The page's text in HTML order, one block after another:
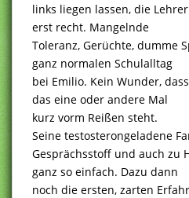
links liegen lassen, die
erst recht. Mangelnde
Toleranz, Gerüchte, dumme
ganz normalen Schulalltag
bei Emilio. Kein Wunder,
das eine oder andere Mal
kurz vorm Reißen steht.
Seine testosterongeladene
Gesprächsstoff und auch zu
ganz so einfach. Dazu dann
noch die ersten, zarten